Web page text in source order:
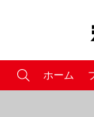
ホーム